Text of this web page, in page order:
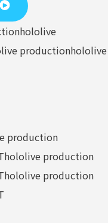
hololive
productionhololive
production
hololive production
hololive production